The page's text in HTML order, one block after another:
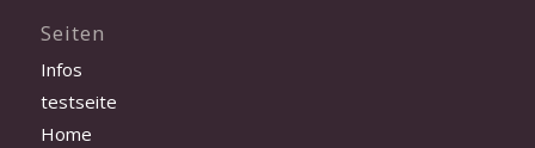
Seiten
Infos
testseite
Home